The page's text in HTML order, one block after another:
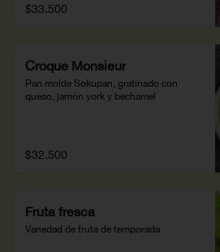
$33.500
Croque Monsieur
Pan molde Sokupan, gratinado con
queso, jamón york y bechamel
$32.500
Fruta fresca
Variedad de fruta de temporada